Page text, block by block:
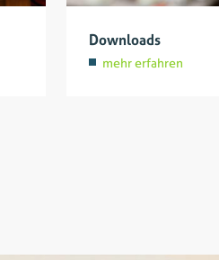
Downloads
mehr erfahren